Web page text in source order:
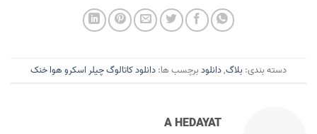
دسته بندی: بلاگ,دانلودبرچسب ها:دانلود کاتالوگ چیلر اسکرو هوا خنک
A HEDAYAT